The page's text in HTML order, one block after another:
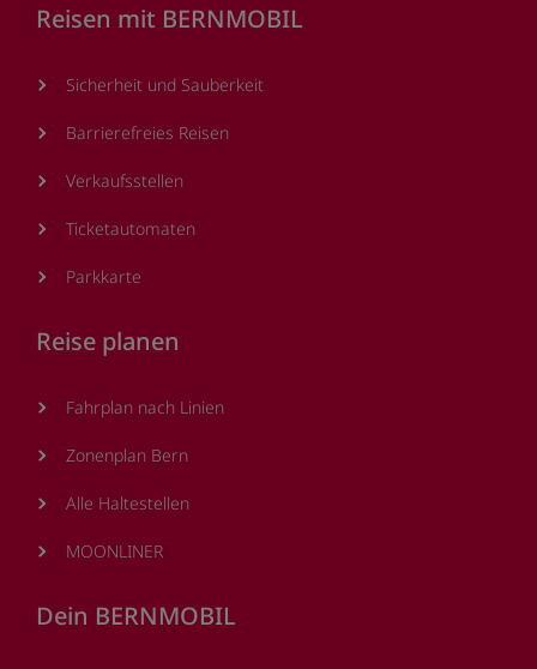
Reisen mit BERNMOBIL
Sicherheit und Sauberkeit
Barrierefreies Reisen
Verkaufsstellen
Ticketautomaten
Parkkarte
Reise planen
Fahrplan nach Linien
Zonenplan Bern
Alle Haltestellen
MOONLINER
Dein BERNMOBIL